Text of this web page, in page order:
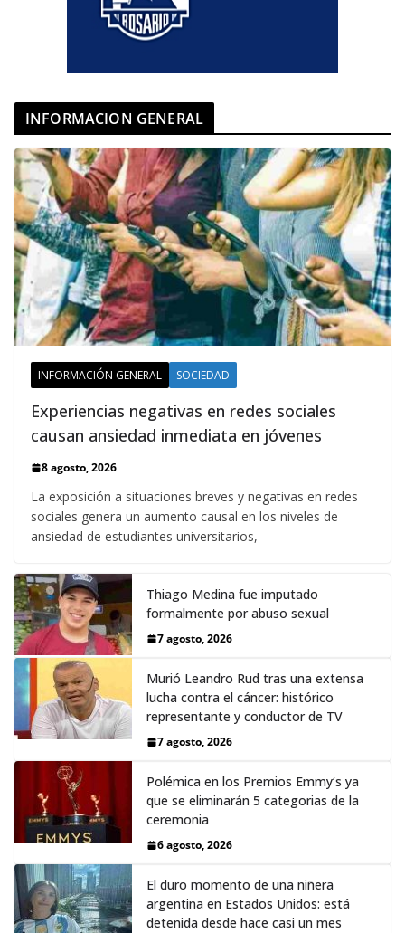
INFORMACION GENERAL
INFORMACIÓN GENERAL SOCIEDAD
Experiencias negativas en redes sociales
causan ansiedad inmediata en jóvenes
8 agosto, 2026
La exposición a situaciones breves y negativas en redes
sociales genera un aumento causal en los niveles de
ansiedad de estudiantes universitarios,
Thiago Medina fue imputado
formalmente por abuso sexual
7 agosto, 2026
Murió Leandro Rud tras una extensa
lucha contra el cáncer: histórico
representante y conductor de TV
7 agosto, 2026
Polémica en los Premios Emmy‘s ya
que se eliminarán 5 categorias de la
ceremonia
6 agosto, 2026
El duro momento de una niñera
argentina en Estados Unidos: está
detenida desde hace casi un mes